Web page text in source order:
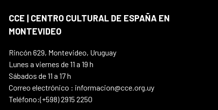
CCE | CENTRO CULTURAL DE ESPAÑA EN
MONTEVIDEO
Rincón 629, Montevideo, Uruguay
Lunes a viernes de 11 a 19 h
Sábados de 11 a 17 h
Correo electrónico : informacion@cce.org.uy
Teléfono:(+598) 2915 2250